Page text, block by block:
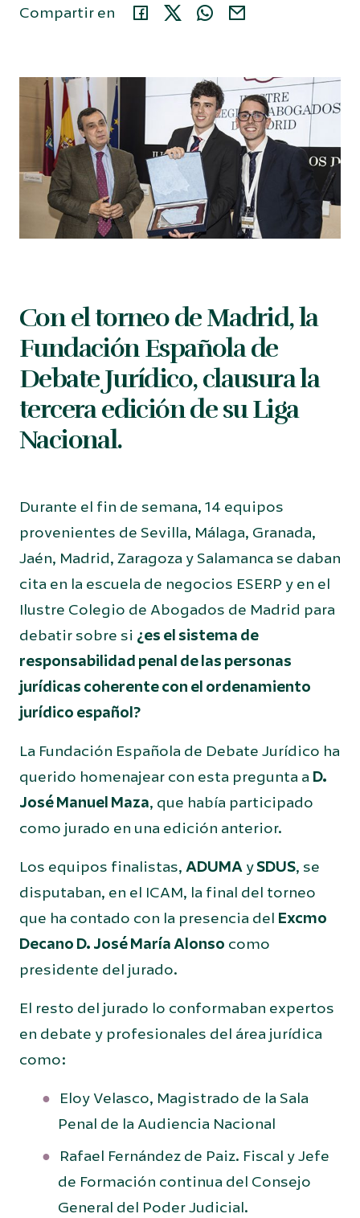
Español
Buscar...
Compartir en
Con el torneo de Madrid, la
Fundación Española de
Debate Jurídico, clausura la
tercera edición de su Liga
Nacional.
Durante el fin de semana, 14 equipos
provenientes de Sevilla, Málaga, Granada,
Jaén, Madrid, Zaragoza y Salamanca se daban
cita en la escuela de negocios ESERP y en el
Ilustre Colegio de Abogados de Madrid para
debatir sobre si ¿es el sistema de
responsabilidad penal de las personas
jurídicas coherente con el ordenamiento
jurídico español?
La Fundación Española de Debate Jurídico ha
querido homenajear con esta pregunta a D.
José Manuel Maza, que había participado
como jurado en una edición anterior.
Los equipos finalistas, ADUMA ySDUS, se
disputaban, en el ICAM, la final del torneo
que ha contado con la presencia del Excmo
Decano D. José María Alonso como
presidente del jurado.
El resto del jurado lo conformaban expertos
en debate y profesionales del área jurídica
como:
Eloy Velasco, Magistrado de la Sala
Penal de la Audiencia Nacional
Rafael Fernández de Paiz. Fiscal y Jefe
de Formación continua del Consejo
General del Poder Judicial.